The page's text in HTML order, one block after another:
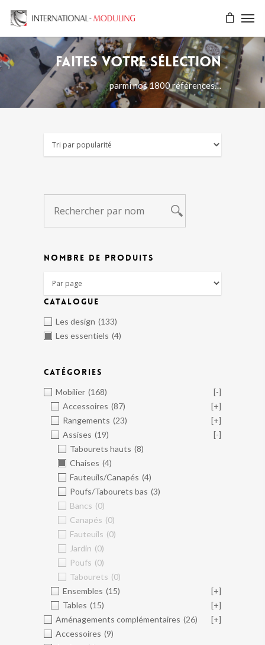
Faites votre sélection
parmi nos 1800 références…
NOMBRE DE PRODUITS
CATALOGUE
Les design (133)
Les essentiels (4)
CATÉGORIES
Mobilier (168)
[-]
Accessoires (87)
[+]
Rangements (23)
[+]
Assises (19)
[-]
Tabourets hauts (8)
Chaises (4)
Fauteuils/Canapés (4)
Poufs/Tabourets bas (3)
Bancs (0)
Canapés (0)
Fauteuils (0)
Jardin (0)
Poufs (0)
Tabourets (0)
Ensembles (15)
[+]
Tables (15)
[+]
Aménagements complémentaires (26)
[+]
Accessoires (9)